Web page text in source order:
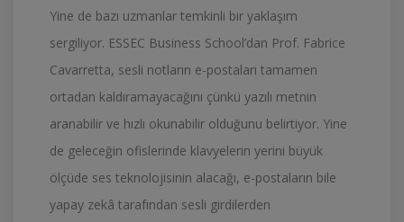
Yine de bazı uzmanlar temkinli bir yaklaşım
sergiliyor. ESSEC Business School’dan Prof. Fabrice
Cavarretta, sesli notların e-postaları tamamen
ortadan kaldıramayacağını çünkü yazılı metnin
aranabilir ve hızlı okunabilir olduğunu belirtiyor. Yine
de geleceğin ofislerinde klavyelerin yerini büyük
ölçüde ses teknolojisinin alacağı, e-postaların bile
yapay zekâ tarafından sesli girdilerden